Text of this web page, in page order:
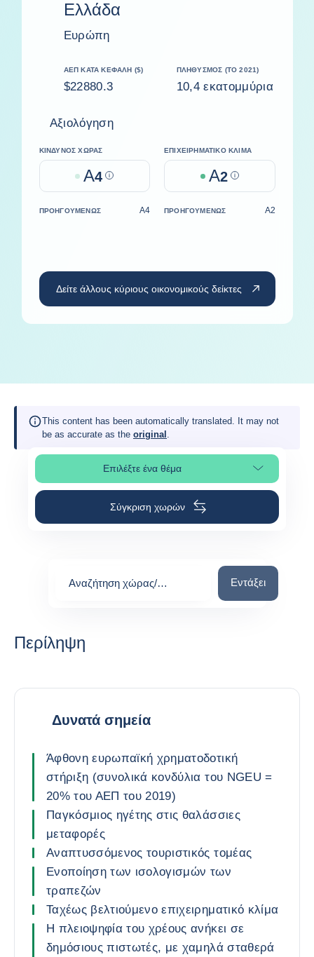
Ελλάδα
Ευρώπη
ΑΕΠ ΚΑΤΆ ΚΕΦΑΛΉ ($)
$22880.3
ΠΛΗΘΥΣΜΌΣ (ΤΟ 2021)
10,4 εκατομμύρια
Αξιολόγηση
ΚΊΝΔΥΝΟΣ ΧΏΡΑΣ
A4 Help
ΕΠΙΧΕΙΡΗΜΑΤΙΚΌ ΚΛΊΜΑ
A2 Help
ΠΡΟΗΓΟΥΜΈΝΩΣ A4 ΠΡΟΗΓΟΥΜΈΝΩΣ A2
Δείτε άλλους κύριους οικονομικούς δείκτες
This content has been automatically translated. It may not
be as accurate as the original .
Επιλέξτε ένα θέμαΕπιλέξτε τμήμα της σελίδας
Σύγκριση χωρών
Αναζήτηση χώρας/
Αναζήτηση
Εντάξει
Περίληψη
Δυνατά σημεία
Άφθονη ευρωπαϊκή χρηματοδοτική
στήριξη (συνολικά κονδύλια του NGEU =
20% του ΑΕΠ του 2019)
Παγκόσμιος ηγέτης στις θαλάσσιες
μεταφορές
Αναπτυσσόμενος τουριστικός τομέας
Ενοποίηση των ισολογισμών των
τραπεζών
Ταχέως βελτιούμενο επιχειρηματικό κλίμα
Η πλειοψηφία του χρέους ανήκει σε
δημόσιους πιστωτές, με χαμηλά σταθερά